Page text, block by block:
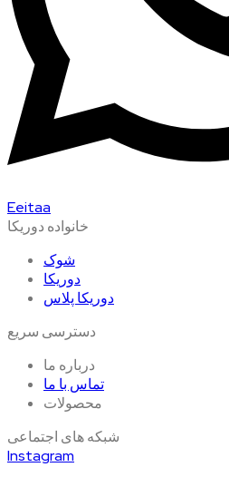
Eeitaa
خانواده دوریکا
شوک
دوریکا
دوریکا پلاس
دسترسی سریع
درباره ما
تماس با ما
محصولات
شبکه های اجتماعی
Instagram